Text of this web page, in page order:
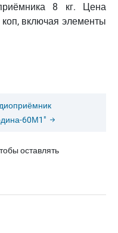
8 кг. Цена
включая элементы
60М1"
оставлять